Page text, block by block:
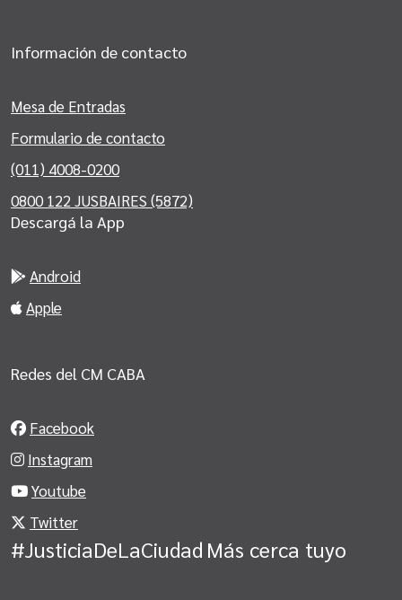
Información de contacto
Mesa de Entradas
Formulario de contacto
(011) 4008-0200
0800 122 JUSBAIRES (5872)
Descargá la App
Android
Apple
Redes del CM CABA
Facebook
Instagram
Youtube
Twitter
#JusticiaDeLaCiudad Más cerca tuyo